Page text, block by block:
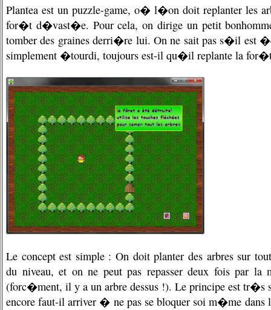
Plantea est un puzzle-game, o� l�on doit replanter les
for�t d�vast�e. Pour cela, on dirige un petit
tomber des graines derri�re lui. On ne sait pas s�il est
simplement �tourdi, toujours est-il qu�il replante la
Le concept est simple : On doit planter des arbres sur
du niveau, et on ne peut pas repasser deux fois par la
(forc�ment, il y a un arbre dessus !). Le principe est tr�s
encore faut-il arriver � ne pas se bloquer soi m�me dans